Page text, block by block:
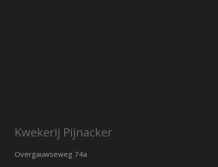
Kwekerij Pijnacker
Overgauwseweg 74a